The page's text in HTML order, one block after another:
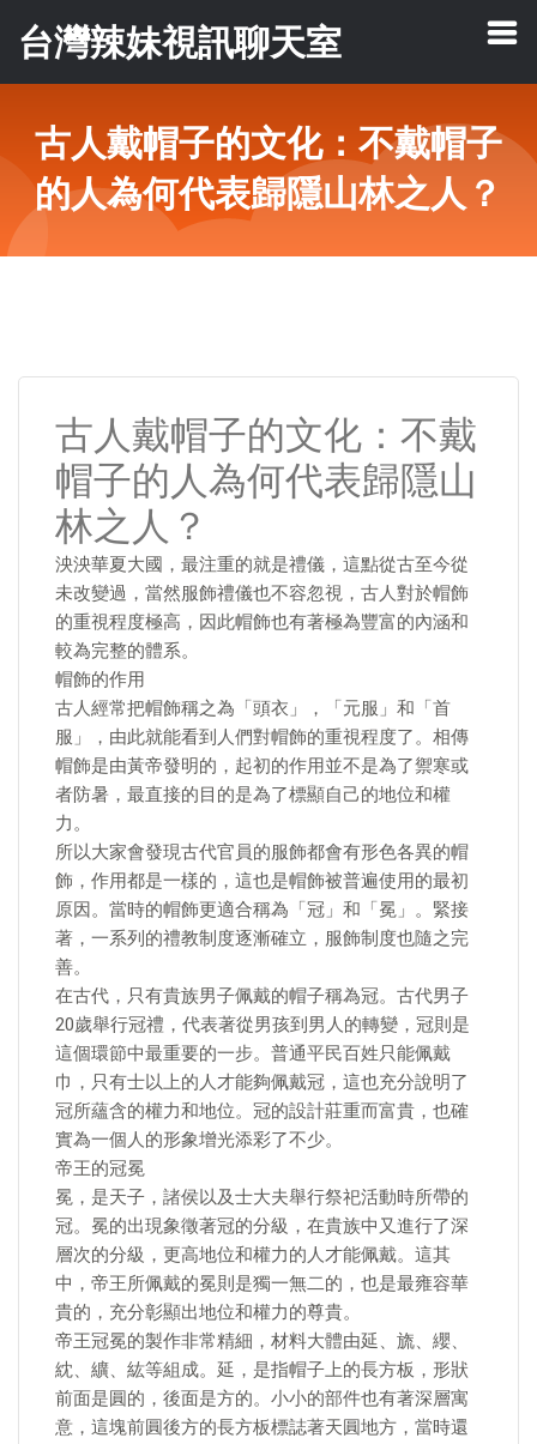
台灣辣妹視訊聊天室
古人戴帽子的文化：不戴帽子
的人為何代表歸隱山林之人？
古人戴帽子的文化：不戴
帽子的人為何代表歸隱山
林之人？
泱泱華夏大國，最注重的就是禮儀，這點從古至今從
未改變過，當然服飾禮儀也不容忽視，古人對於帽飾
的重視程度極高，因此帽飾也有著極為豐富的內涵和
較為完整的體系。
帽飾的作用
古人經常把帽飾稱之為「頭衣」，「元服」和「首
服」，由此就能看到人們對帽飾的重視程度了。相傳
帽飾是由黃帝發明的，起初的作用並不是為了禦寒或
者防暑，最直接的目的是為了標顯自己的地位和權
力。
所以大家會發現古代官員的服飾都會有形色各異的帽
飾，作用都是一樣的，這也是帽飾被普遍使用的最初
原因。當時的帽飾更適合稱為「冠」和「冕」。緊接
著，一系列的禮教制度逐漸確立，服飾制度也隨之完
善。
在古代，只有貴族男子佩戴的帽子稱為冠。古代男子
20歲舉行冠禮，代表著從男孩到男人的轉變，冠則是
這個環節中最重要的一步。普通平民百姓只能佩戴
巾，只有士以上的人才能夠佩戴冠，這也充分說明了
冠所蘊含的權力和地位。冠的設計莊重而富貴，也確
實為一個人的形象增光添彩了不少。
帝王的冠冕
冕，是天子，諸侯以及士大夫舉行祭祀活動時所帶的
冠。冕的出現象徵著冠的分級，在貴族中又進行了深
層次的分級，更高地位和權力的人才能佩戴。這其
中，帝王所佩戴的冕則是獨一無二的，也是最雍容華
貴的，充分彰顯出地位和權力的尊貴。
帝王冠冕的製作非常精細，材料大體由延、旒、纓、
紞、纊、紘等組成。延，是指帽子上的長方板，形狀
前面是圓的，後面是方的。小小的部件也有著深層寓
意，這塊前圓後方的長方板標誌著天圓地方，當時還